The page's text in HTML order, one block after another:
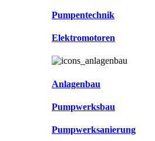
Pumpentechnik
Elektromotoren
Anlagenbau
Pumpwerksbau
Pumpwerksanierung